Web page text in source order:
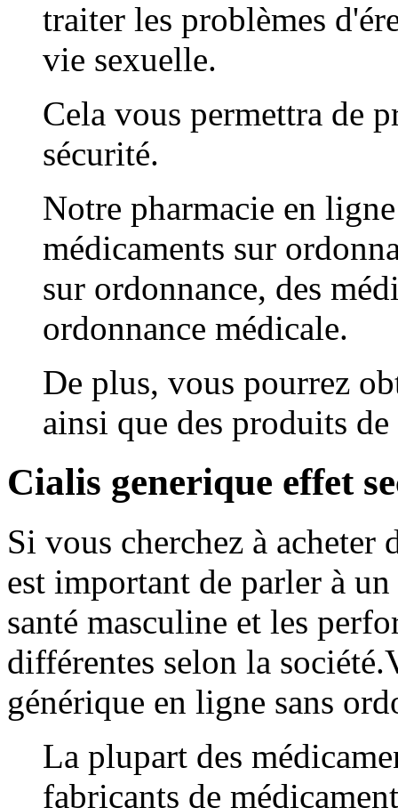
traiter les problèmes
vie sexuelle.
Cela vous permettra de
sécurité.
Notre pharmacie en
médicaments sur
sur ordonnance, des
ordonnance médicale.
De plus, vous pourrez
ainsi que des produits
Cialis generique effet
Si vous cherchez à
est important de parler à
santé masculine et les
différentes selon la
générique en ligne sans
La plupart des
fabricants de